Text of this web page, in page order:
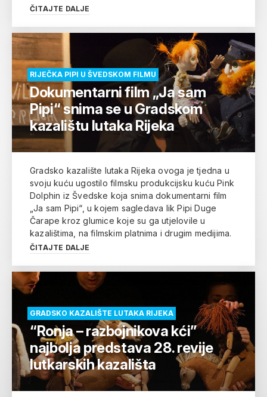
ČITAJTE DALJE
RIJEČKA PIPI U ŠVEDSKOM FILMU
Dokumentarni film „Ja sam
Pipi“ snima se u Gradskom
kazalištu lutaka Rijeka
Gradsko kazalište lutaka Rijeka ovoga je tjedna u
svoju kuću ugostilo filmsku produkcijsku kuću Pink
Dolphin iz Švedske koja snima dokumentarni film
„Ja sam Pipi“, u kojem sagledava lik Pipi Duge
Čarape kroz glumice koje su ga utjelovile u
kazalištima, na filmskim platnima i drugim medijima.
ČITAJTE DALJE
GRADSKO KAZALIŠTE LUTAKA RIJEKA
“Ronja – razbojnikova kći”
najbolja predstava 28. revije
lutkarskih kazališta